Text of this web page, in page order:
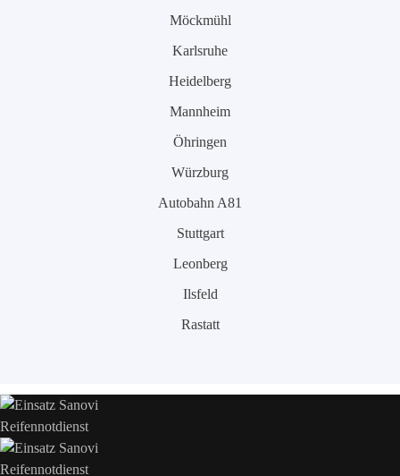
Möckmühl
Karlsruhe
Heidelberg
Mannheim
Öhringen
Würzburg
Autobahn A81
Stuttgart
Leonberg
Ilsfeld
Rastatt